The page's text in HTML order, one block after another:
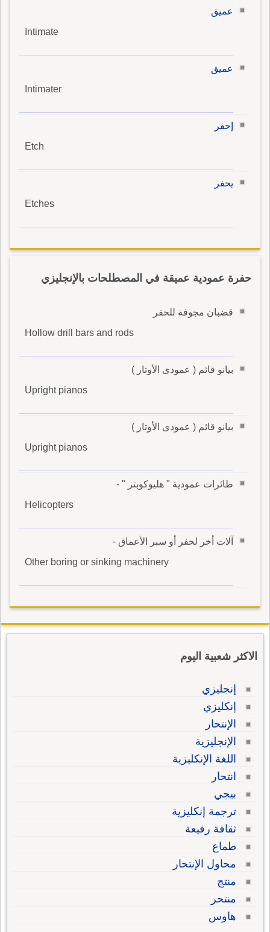
عميق
Intimate
عميق
Intimater
إحفر
Etch
يحفر
Etches
حفرة عمودية عميقة في المصطلحات بالإنجليزي
قضبان مجوفة للحفر
Hollow drill bars and rods
بيانو قائم ( عمودى الأوتار )
Upright pianos
بيانو قائم ( عمودى الأوتار )
Upright pianos
طائرات عمودية " هليوكوبتر " -
Helicopters
آلات أخر لحفر أو سبر الأعماق -
Other boring or sinking machinery
الاكثر شعبية اليوم
إنجليزي
إنكليزي
الإنتحار
الإنجليزية
اللغة الإنكليزية
انتحار
بيجي
ترجمة إنكليزية
ثقافة رفيعة
طماع
محاول الإنتحار
منتج
منتحر
هاوس